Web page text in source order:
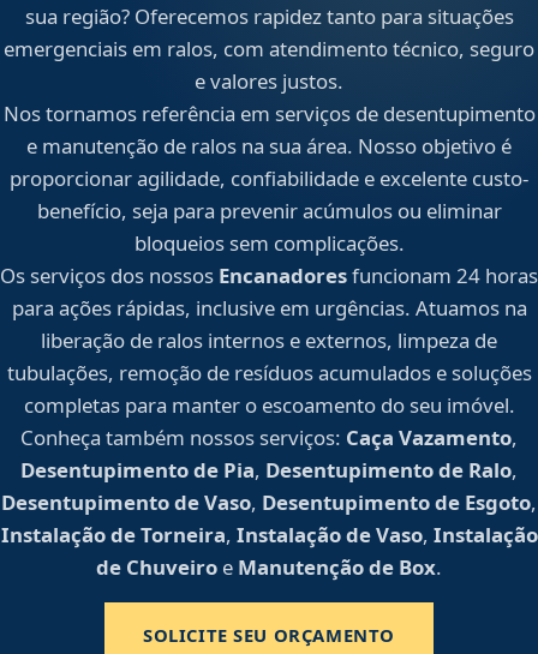
sua região? Oferecemos rapidez tanto para situações
emergenciais em ralos, com atendimento técnico, seguro
e valores justos.
Nos tornamos referência em serviços de desentupimento
e manutenção de ralos na sua área. Nosso objetivo é
proporcionar agilidade, confiabilidade e excelente custo-
benefício, seja para prevenir acúmulos ou eliminar
bloqueios sem complicações.
Os serviços dos nossos Encanadoresfuncionam 24 horas
para ações rápidas, inclusive em urgências. Atuamos na
liberação de ralos internos e externos, limpeza de
tubulações, remoção de resíduos acumulados e soluções
completas para manter o escoamento do seu imóvel.
Conheça também nossos serviços: Caça Vazamento,
Desentupimento de Pia, Desentupimento de Ralo,
Desentupimento de Vaso, Desentupimento de Esgoto,
Instalação de Torneira, Instalação de Vaso, Instalação
de Chuveiro e Manutenção de Box.
SOLICITE SEU ORÇAMENTO